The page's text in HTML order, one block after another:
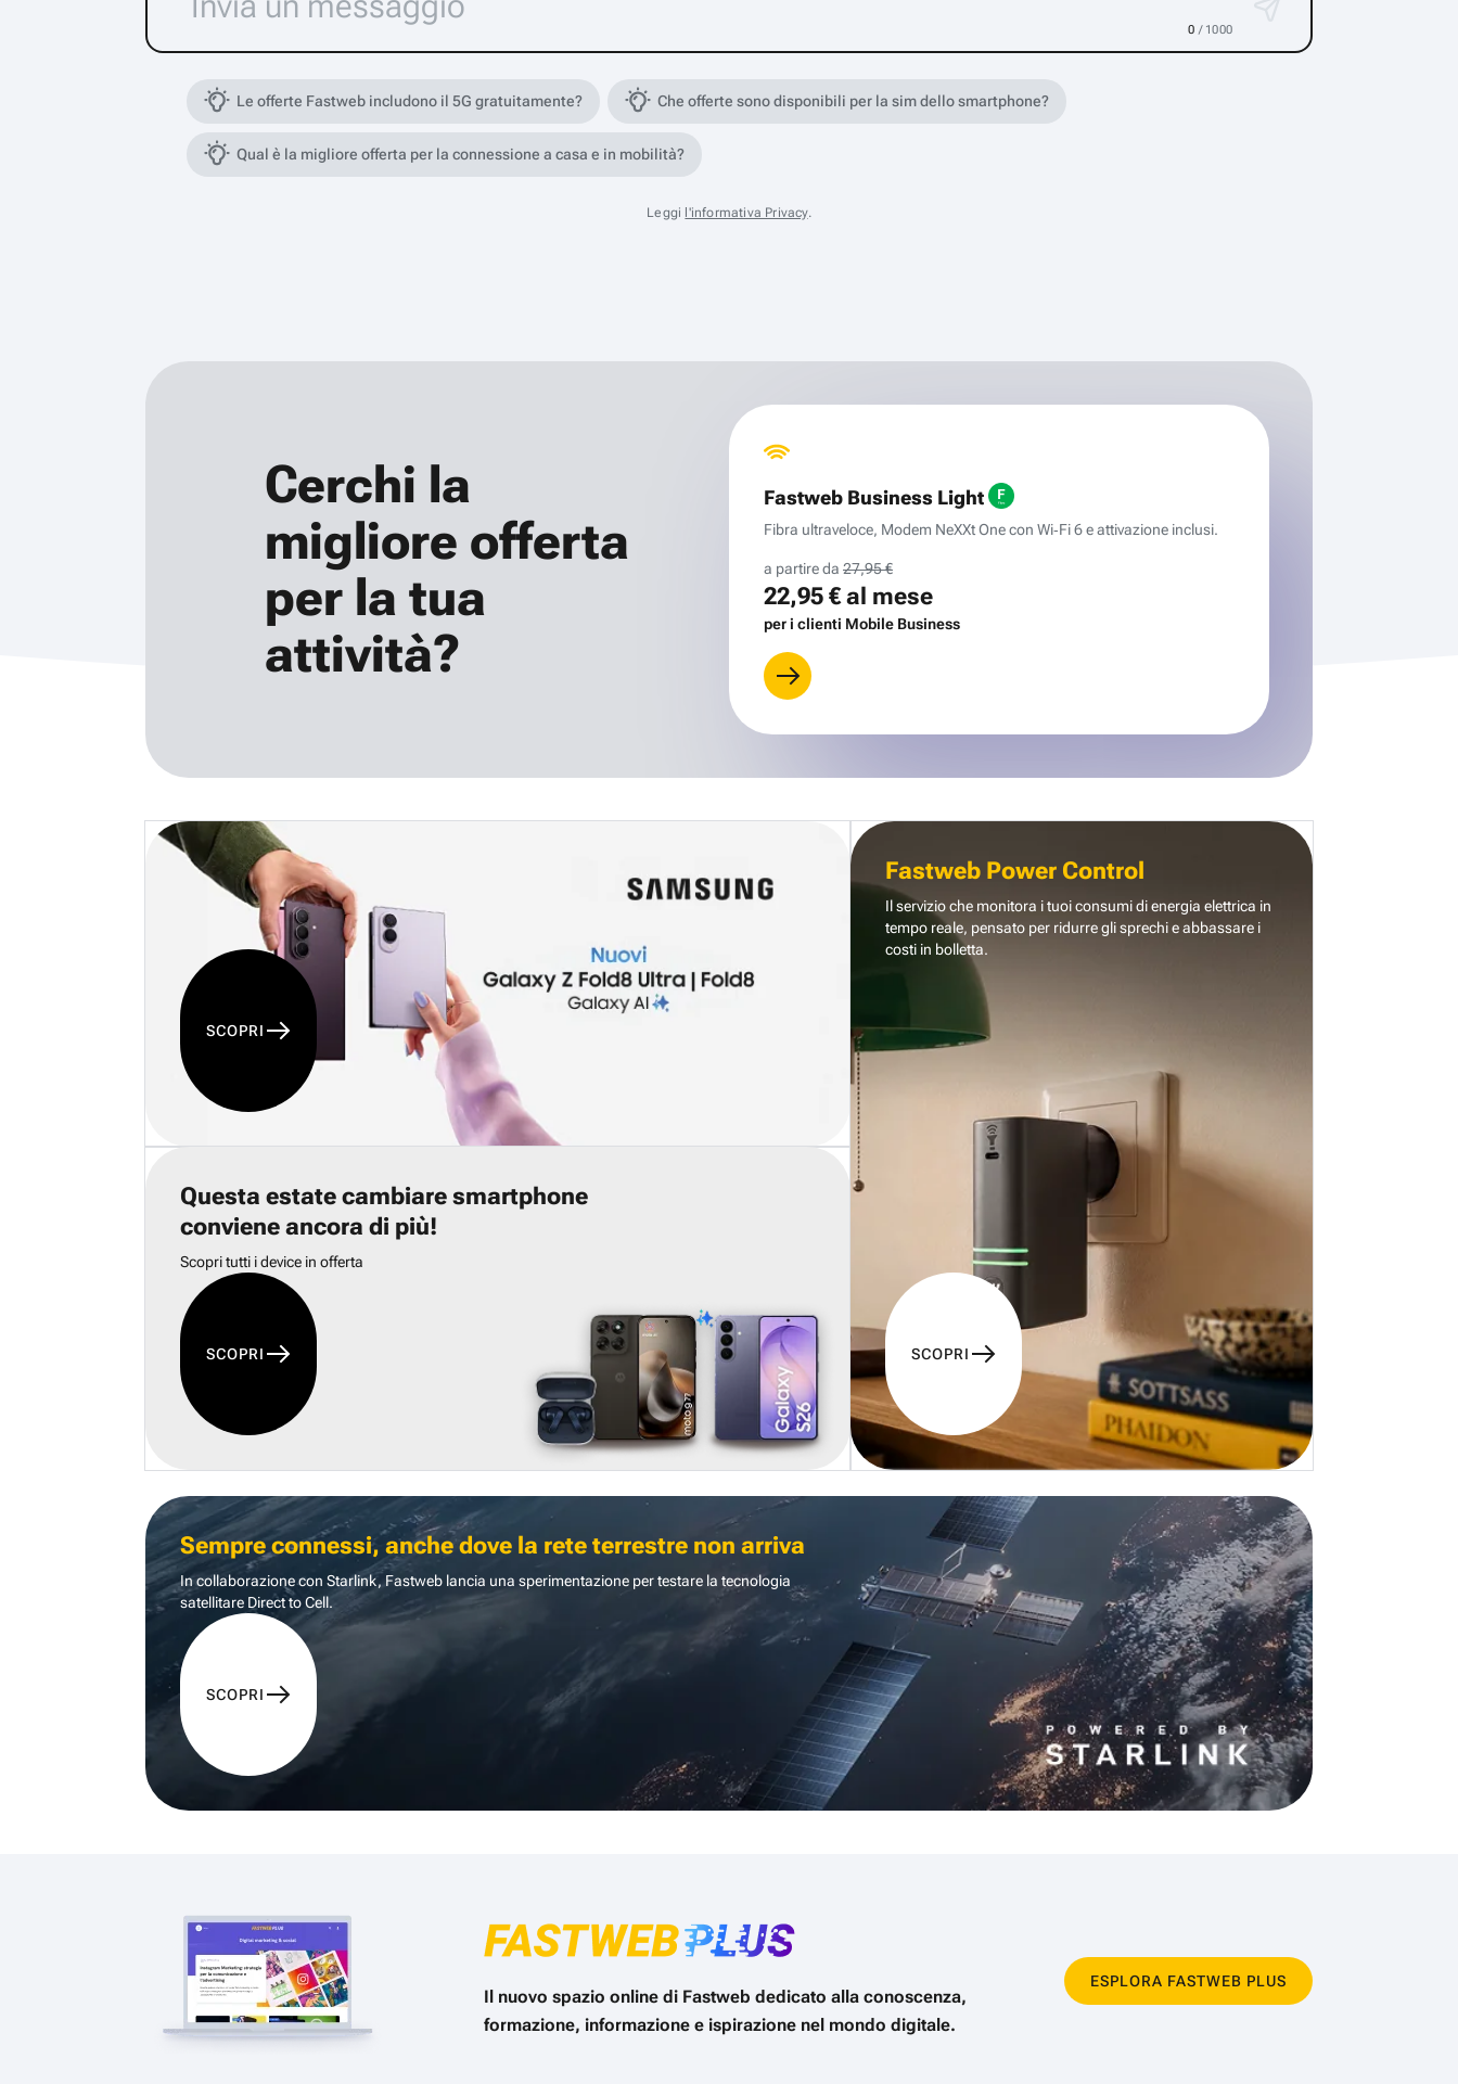
0 / 1000
Le offerte Fastweb includono il 5G gratuitamente? Che offerte sono disponibili per la sim dello smartphone?
Qual è la migliore offerta per la connessione a casa e in mobilità?
Leggi l'informativa Privacy.
Cerchi la
migliore offerta
per la tua
attività?
Fastweb Business Light
Fibra ultraveloce, Modem NeXXt One con Wi‑Fi 6 e attivazione inclusi.
a partire da 27,95 €
22,95 €al mese
per i clienti Mobile Business
SCOPRI
Questa estate cambiare smartphone
conviene ancora di più!
Scopri tutti i device in offerta
SCOPRI
Fastweb Power Control
Il servizio che monitora i tuoi consumi di energia elettrica in
tempo reale, pensato per ridurre gli sprechi e abbassare i
costi in bolletta.
SCOPRI
Sempre connessi, anche dove la rete terrestre non arriva
In collaborazione con Starlink, Fastweb lancia una sperimentazione per testare la tecnologia
satellitare Direct to Cell.
SCOPRI
Il nuovo spazio online di Fastweb dedicato alla conoscenza,
formazione, informazione e ispirazione nel mondo digitale.
ESPLORA FASTWEB PLUS